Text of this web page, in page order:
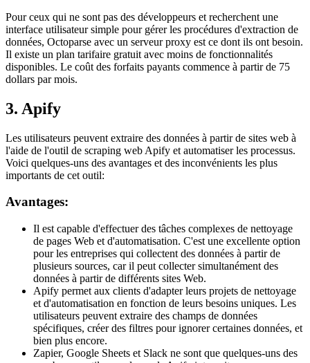
Pour ceux qui ne sont pas des développeurs et recherchent une
interface utilisateur simple pour gérer les procédures d'extraction de
données, Octoparse avec un serveur proxy est ce dont ils ont besoin.
Il existe un plan tarifaire gratuit avec moins de fonctionnalités
disponibles. Le coût des forfaits payants commence à partir de 75
dollars par mois.
3. Apify
Les utilisateurs peuvent extraire des données à partir de sites web à
l'aide de l'outil de scraping web Apify et automatiser les processus.
Voici quelques-uns des avantages et des inconvénients les plus
importants de cet outil:
Avantages:
Il est capable d'effectuer des tâches complexes de nettoyage
de pages Web et d'automatisation. C'est une excellente option
pour les entreprises qui collectent des données à partir de
plusieurs sources, car il peut collecter simultanément des
données à partir de différents sites Web.
Apify permet aux clients d'adapter leurs projets de nettoyage
et d'automatisation en fonction de leurs besoins uniques. Les
utilisateurs peuvent extraire des champs de données
spécifiques, créer des filtres pour ignorer certaines données, et
bien plus encore.
Zapier, Google Sheets et Slack ne sont que quelques-uns des